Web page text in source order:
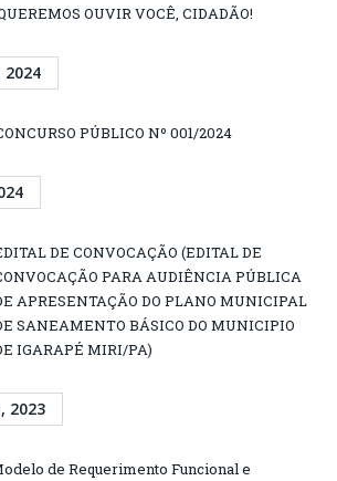
OUVIR VOCÊ, CIDADÃO!
2024
PÚBLICO Nº 001/2024
DE CONVOCAÇÃO (EDITAL DE
PARA AUDIÊNCIA PÚBLICA
APRESENTAÇÃO DO PLANO MUNICIPAL
SANEAMENTO BÁSICO DO MUNICIPIO
IGARAPÉ MIRI/PA)
2023
de Requerimento Funcional e